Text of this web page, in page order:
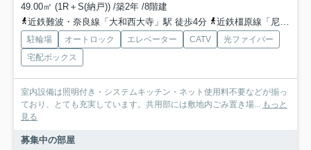
49.00㎡ (1R＋S(納戸)) /築2年 /8階建
近鉄難波・奈良線「大和西大寺」駅 徒歩4分
近鉄橿原線「尼ヶ辻」駅 徒歩21分
駐輪場 オートロック エレベーター CATV
光ファイバー
宅配ボックス
室内設備は照明付き・システムキッチン・ネット使用料不要などが揃っ
ており、とても充実しています。共用部には敷地内ごみ置き場... もっと
見る
募集中の部屋